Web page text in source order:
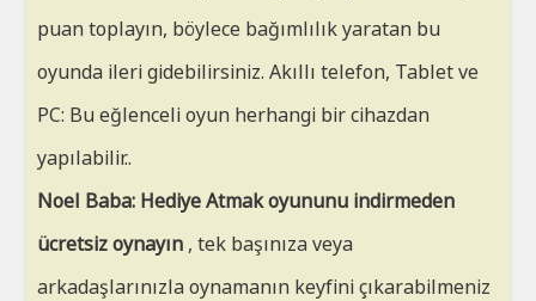
puan toplayın, böylece bağımlılık yaratan bu
oyunda ileri gidebilirsiniz. Akıllı telefon, Tablet ve
PC: Bu eğlenceli oyun herhangi bir cihazdan
yapılabilir..
Noel Baba: Hediye Atmak oyununu indirmeden
ücretsiz oynayın , tek başınıza veya
arkadaşlarınızla oynamanın keyfini çıkarabilmeniz